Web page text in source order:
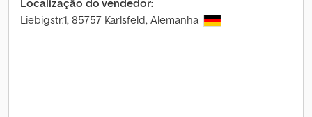
Localização do vendedor:
Liebigstr.1, 85757 Karlsfeld, Alemanha